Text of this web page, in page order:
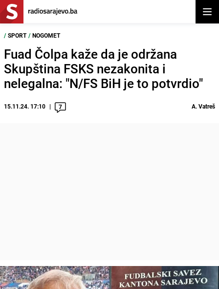
/ SPORT / NOGOMET
Fuad Čolpa kaže da je održana
Skupština FSKS nezakonita i
nelegalna: "N/FS BiH je to potvrdio"
15.11.24. 17:10 7 A. Vatreš